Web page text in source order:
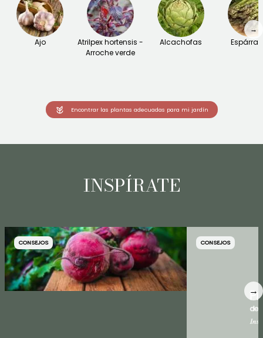
Ajo
Atrilpex hortensis -
Arroche verde
Alcachofas
→
Encontrar las plantas adecuadas para mi jardín
INSPÍRATE
CONSEJOS CONSEJOS
→